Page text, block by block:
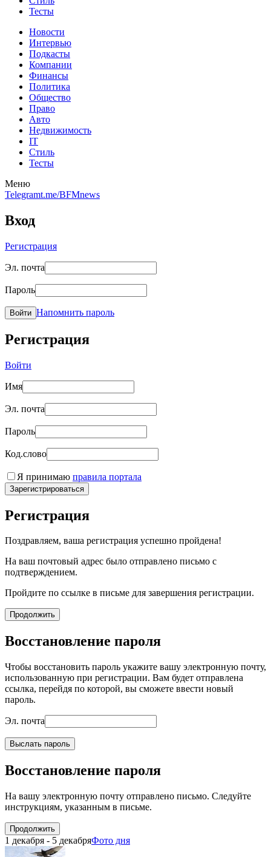
Тесты
Новости
Интервью
Подкасты
Компании
Финансы
Политика
Общество
Право
Авто
Недвижимость
IT
Стиль
Тесты
Меню
Telegramt.me/BFMnews
Вход
Регистрация
Эл. почта
Пароль
Войти Напомнить пароль
Регистрация
Войти
Имя
Эл. почта
Пароль
Код.слово
Я принимаю правила портала
Зарегистрироваться
Регистрация
Поздравляем, ваша регистрация успешно пройдена!
На ваш почтовый адрес было отправлено письмо с
подтверждением.
Пройдите по ссылке в письме для завершения регистрации.
Продолжить
Восстановление пароля
Чтобы восстановить пароль укажите вашу электронную почту,
использованную при регистрации. Вам будет отправлена
ссылка, перейдя по которой, вы сможете ввести новый
пароль.
Эл. почта
Выслать пароль
Восстановление пароля
На вашу электронную почту отправлено письмо. Следуйте
инструкциям, указанным в письме.
Продолжить
1 декабря - 5 декабряФото дня